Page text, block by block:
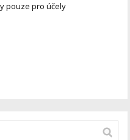
pouze pro účely